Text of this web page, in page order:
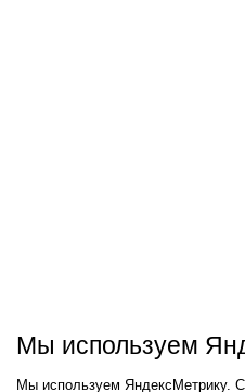
Мы используем
Мы используем ЯндексМетрику.